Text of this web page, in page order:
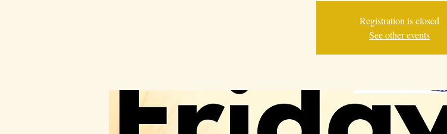
Registration is closed
See other events